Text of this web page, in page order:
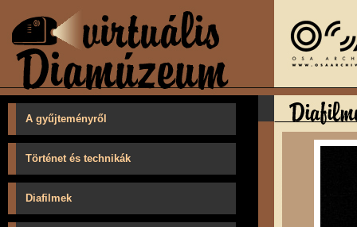
A gyűjteményről
Történet és technikák
Diafilmek